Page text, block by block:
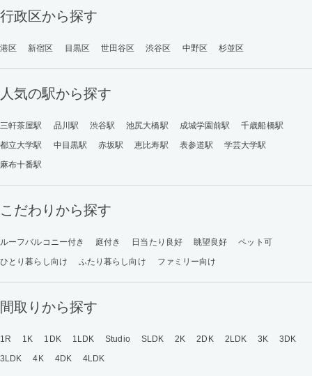
行政区から探す
港区 新宿区 目黒区 世田谷区 渋谷区 中野区 杉並区
人気の駅から探す
三軒茶屋駅 品川駅 渋谷駅 池尻大橋駅 成城学園前駅
千歳船橋駅
都立大学駅
中目黒駅 赤坂駅 恵比寿駅 表参道駅
学芸大学駅
麻布十番駅
こだわりから探す
ルーフバルコニー付き 庭付き 日当たり良好 眺望良好
ペット可
ひとり暮らし向け
ふたり暮らし向け ファミリー向け
間取りから探す
1R 1K 1DK 1LDK Studio SLDK 2K 2DK 2LDK 3K
3DK
3LDK
4K 4DK 4LDK